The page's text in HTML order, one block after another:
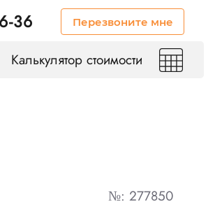
36 Перезвоните мне
Калькулятор стоимости
№: 277850